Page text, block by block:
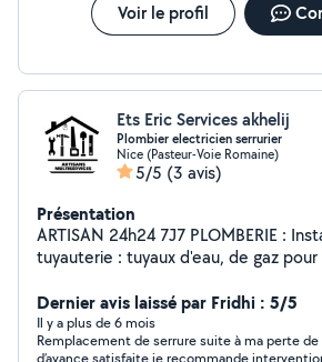
Voir le profil
Ets Eric Services akhelij
Plombier electricien serrurier
Nice (Pasteur-Voie Romaine)
5/5 (3 avis)
Présentation
ARTISAN 24h24 7J7 PLOMBERIE : Installation de
tuyauterie : tuyaux d'eau, de gaz
Débouchage de canalisations.
de robinetterie. Installation et
qu'ils soient électriques, au gaz
Dernier avis laissé par Fridhi : 5/5
Il y a plus de 6 mois
Remplacement de serrure suite à ma perte
d’avance satisfaite je recommande